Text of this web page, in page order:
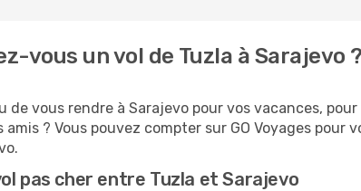
vous un vol de Tuzla à Sarajevo ?
de vous rendre à Sarajevo pour vos vacances,
amis ? Vous pouvez compter sur GO Voyages
pas cher entre Tuzla et Sarajevo